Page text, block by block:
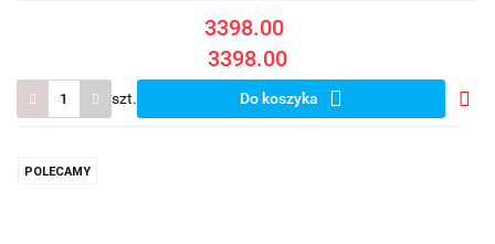
3398.00
3398.00
szt. Do koszyka
POLECAMY